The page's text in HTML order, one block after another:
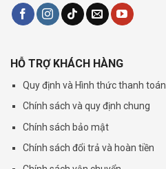
HỖ TRỢ KHÁCH HÀNG
Quy định và Hình thức thanh toán
Chính sách và quy định chung
Chính sách bảo mật
Chính sách đổi trả và hoàn tiền